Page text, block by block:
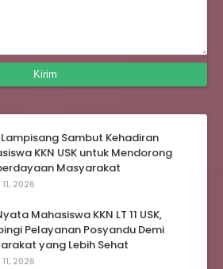
Lampisang Sambut Kehadiran
KKN USK untuk Mendorong
Masyarakat
11, 2026
Mahasiswa KKN LT 11 USK,
Pelayanan Posyandu Demi
yang Lebih Sehat
11, 2026